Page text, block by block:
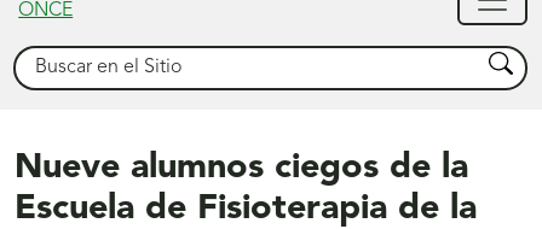
Buscar Buscar
Nueve alumnos ciegos de la
Escuela de Fisioterapia de la